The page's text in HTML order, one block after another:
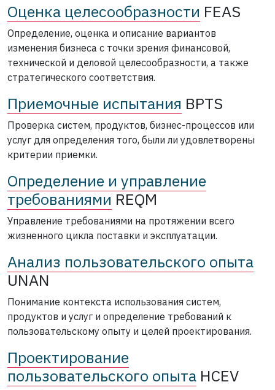
Оценка целесообразности FEAS
Определение, оценка и описание вариантов
изменения бизнеса с точки зрения финансовой,
технической и деловой целесообразности, а также
стратегического соответствия.
Приемочные испытания BPTS
Проверка систем, продуктов, бизнес-процессов или
услуг для определения того, были ли удовлетворены
критерии приемки.
Определение и управление
требованиями REQM
Управление требованиями на протяжении всего
жизненного цикла поставки и эксплуатации.
Анализ пользовательского опыта
UNAN
Понимание контекста использования систем,
продуктов и услуг и определение требований к
пользовательскому опыту и целей проектирования.
Проектирование
пользовательского опыта HCEV